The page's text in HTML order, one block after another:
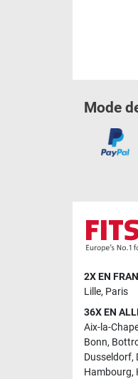
Mode
2X EN
Lille, Paris
36X EN
Aix-la-
Bonn,
Dusseldorf,
Hambourg,